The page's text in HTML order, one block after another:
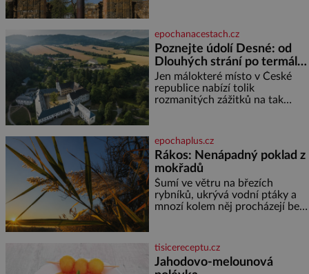
železný sloup, který už přibližně
1 600 let odolává počasí
epochanacestach.cz
Poznejte údolí Desné: od
Dlouhých strání po termální
prameny
Jen málokteré místo v České
republice nabízí tolik
rozmanitých zážitků na tak
jediného dne můžete
nahlédnout do útrob jedné z
nejvýznamnějších vodních
elektráren v Evropě, vydat se na
horské hřebeny, projet se na
koloběžce a den zakončit
poznáváním památek ve
epochaplus.cz
Rákos: Nenápadný poklad z
mokřadů
Šumí ve větru na březích
rybníků, ukrývá vodní ptáky a
mnozí kolem něj procházejí bez
lodě, zapisovat první texty a
inspiroval řadu pověstí. Tato
skromná, ale užitečná rostlina
tisicereceptu.cz
Jahodovo-melounová